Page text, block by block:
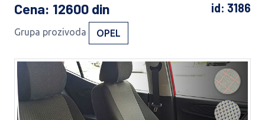
Cena: 12600 din id: 3186
Grupa prozivoda OPEL